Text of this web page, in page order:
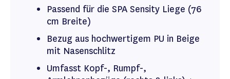
Passend für die SPA Sensity Liege (76
cm Breite)
Bezug aus hochwertigem PU in Beige
mit Nasenschlitz
Umfasst Kopf-, Rumpf-,